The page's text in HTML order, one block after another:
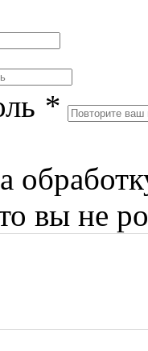
*
вы не